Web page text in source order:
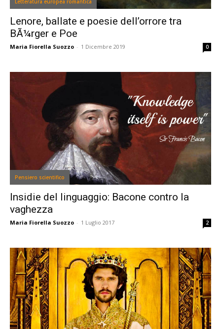
Letteratura europea romantica
Lenore, ballate e poesie dell’orrore tra
BÃ¼rger e Poe
Maria Fiorella Suozzo - 1 Dicembre 2019 0
Pensiero scientifico
Insidie del linguaggio: Bacone contro la
vaghezza
Maria Fiorella Suozzo - 1 Luglio 2017 2